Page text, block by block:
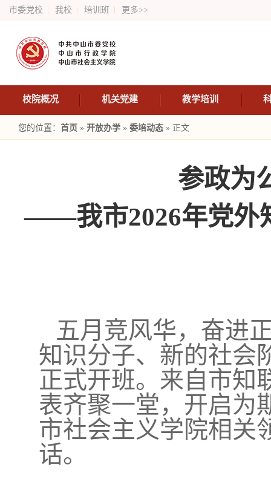
市委党校 我校 培训班 更多>>
校院概况 机关党建 教学培训
您的位置： 首页 » 开放办学 » 委培动态 » 正文
参政为
——我市2026年党外
五月竞风华，奋进
知识分子、新的社会
正式开班。来自市知
表齐聚一堂，开启为
市社会主义学院相关
话。